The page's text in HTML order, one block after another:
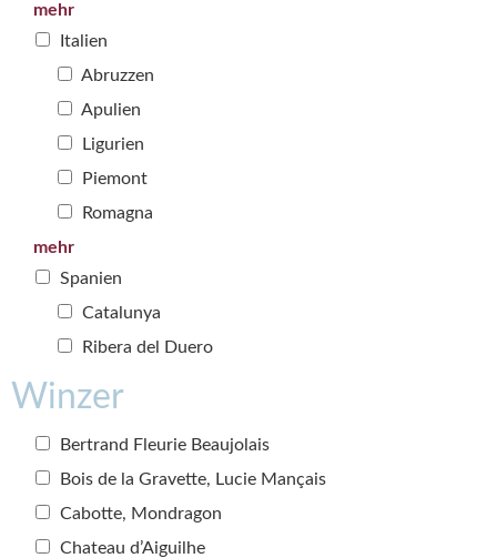
mehr
Italien
Abruzzen
Apulien
Ligurien
Piemont
Romagna
mehr
Spanien
Catalunya
Ribera del Duero
Winzer
Bertrand Fleurie Beaujolais
Bois de la Gravette, Lucie Mançais
Cabotte, Mondragon
Chateau d’Aiguilhe